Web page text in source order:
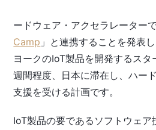
ードウェア・アクセラレーター
Camp 」と連携することを発表
ヨークのIoT製品を開発するス
週間程度、日本に滞在し、ハー
支援を受ける計画です。
IoT製品の要であるソフトウェア